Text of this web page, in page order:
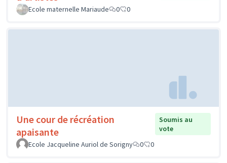
Ecole maternelle Mariaude
0 0
Une cour de récréation
apaisante
Soumis au
vote
Ecole Jacqueline Auriol de Sorigny
0 0